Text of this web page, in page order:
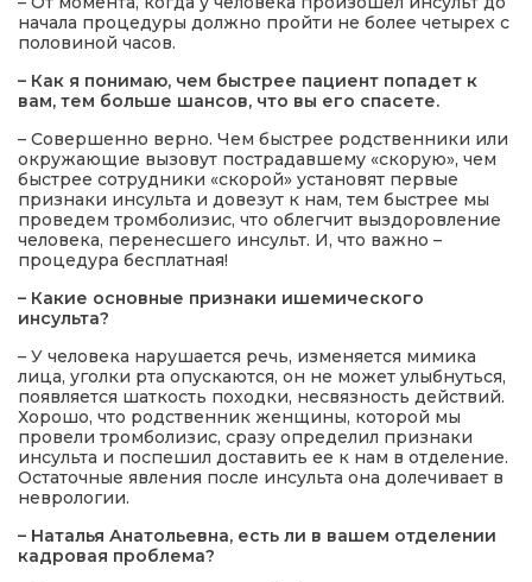
начала процедуры должно пройти не более четырех с
половиной часов.
– Как я понимаю, чем быстрее пациент попадет к
вам, тем больше шансов, что вы его спасете.
– Совершенно верно. Чем быстрее родственники или
окружающие вызовут пострадавшему «скорую», чем
быстрее сотрудники «скорой» установят первые
признаки инсульта и довезут к нам, тем быстрее мы
проведем тромболизис, что облегчит выздоровление
человека, перенесшего инсульт. И, что важно –
процедура бесплатная!
– Какие основные признаки ишемического
инсульта?
– У человека нарушается речь, изменяется мимика
лица, уголки рта опускаются, он не может улыбнуться,
появляется шаткость походки, несвязность действий.
Хорошо, что родственник женщины, которой мы
провели тромболизис, сразу определил признаки
инсульта и поспешил доставить ее к нам в отделение.
Остаточные явления после инсульта она долечивает в
неврологии.
– Наталья Анатольевна, есть ли в вашем отделении
кадровая проблема?